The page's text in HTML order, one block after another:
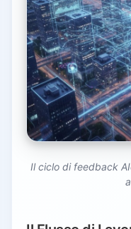
Il ciclo di feedback